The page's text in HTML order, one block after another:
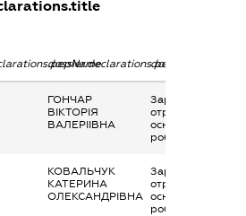
dossier.declarations.personName
ГОНЧАР
ВІКТОРІЯ
ВАЛЕРІІВНА
Заробітна плата
отримана за
основним місцем
роботи
КОВАЛЬЧУК
КАТЕРИНА
ОЛЕКСАНДРІВНА
Заробітна плата
отримана за
основним місцем
роботи